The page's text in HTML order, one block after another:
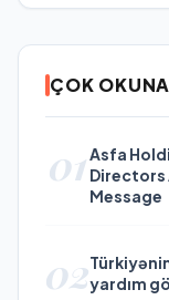
ÇOK
01Asfa
Directors
Message
02yardım